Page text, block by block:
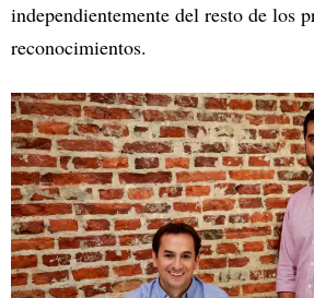
independientemente del resto de los
reconocimientos.